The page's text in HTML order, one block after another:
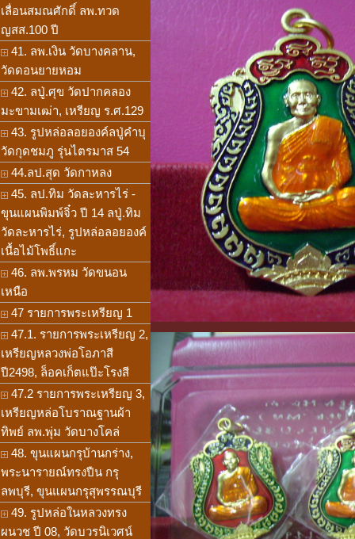
เลื่อนสมณศักดิ์ ลพ.ทวด
ญสส.100 ปี
41. ลพ.เงิน วัดบางคลาน,
วัดดอนยายหอม
42. ลปู่.ศุข วัดปากคลอง
มะขามเฒ่า, เหรียญ ร.ศ.129
43. รูปหล่อลอยองค์ลปู่คำบุ
วัดกุดชมภู รุ่นไตรมาส 54
44.ลป.สุด วัดกาหลง
45. ลป.ทิม วัดละหารไร่ -
ขุนแผนพิมพ์จิ๋ว ปี 14 ลปู่.ทิม
วัดละหารไร่, รูปหล่อลอยองค์
เนื้อไม้โพธิ์แกะ
46. ลพ.พรหม วัดขนอน
เหนือ
47 รายการพระเหรียญ 1
47.1. รายการพระเหรียญ 2,
เหรียญหลวงพ่อโอภาสี
ปี2498, ล็อคเก็ตแป๊ะโรงสี
47.2 รายการพระเหรียญ 3,
เหรียญหล่อโบราณฐานผ้า
ทิพย์ ลพ.พุ่ม วัดบางโคล่
48. ขุนแผนกรุบ้านกร่าง,
พระนารายณ์ทรงปืน กรุ
ลพบุรี, ขุนแผนกรุสุพรรณบุรี
49. รูปหล่อในหลวงทรง
ผนวช ปี 08, วัดบวรนิเวศน์